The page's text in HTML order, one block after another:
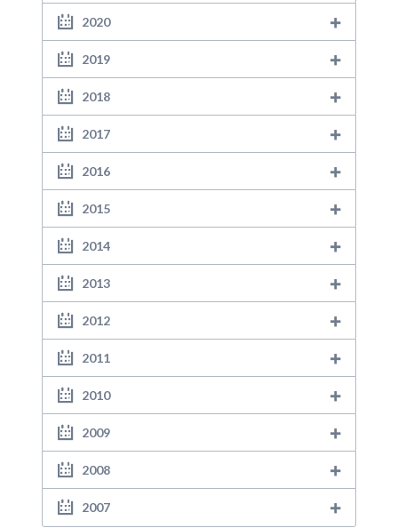
2020
2019
2018
2017
2016
2015
2014
2013
2012
2011
2010
2009
2008
2007